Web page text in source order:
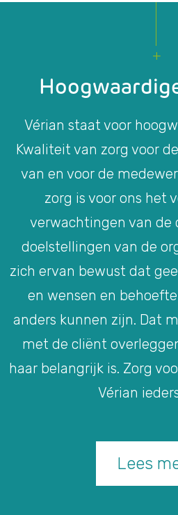
Vérian staat voor
Kwaliteit van zorg voor
van en voor de
zorg is voor ons het
verwachtingen van de
doelstellingen van de
zich ervan bewust dat
en wensen en
anders kunnen zijn. Dat
met de cliënt
haar belangrijk is. Zorg
Vérian
Lees